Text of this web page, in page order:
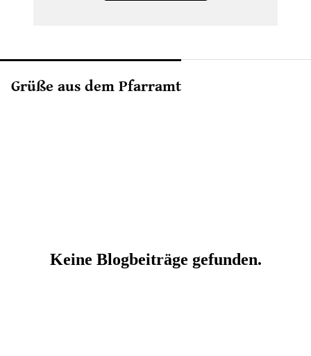
Grüße aus dem Pfarramt